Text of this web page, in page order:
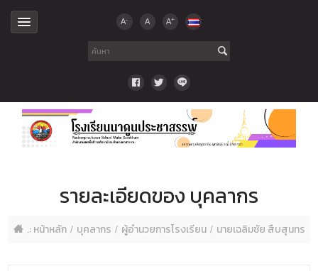
A- A A+
รายละเอียดของ บุคลากร
.: หน้าหลัก บุคลากร ผู้อำนวยการโรงเรียน นายเฉลิมชัย สืบสุนทร